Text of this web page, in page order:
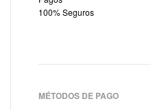
100% Seguros
MÉTODOS DE PAGO